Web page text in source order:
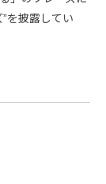
を披露してい